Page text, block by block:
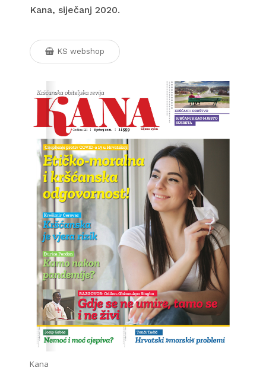
Kana, siječanj 2020.
KS webshop
Kana